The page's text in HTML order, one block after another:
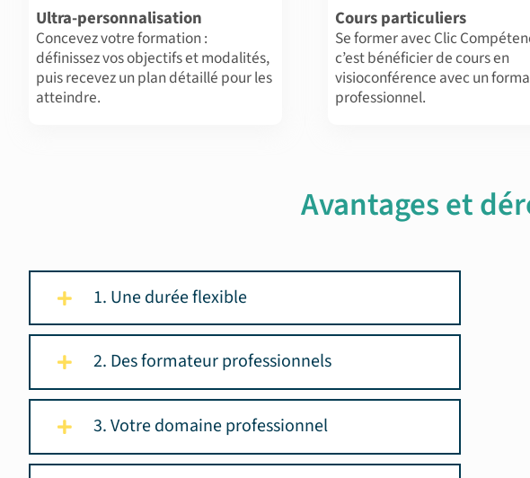
Ultra-personnalisation
Concevez votre formation :
définissez vos objectifs et modalités,
puis recevez un plan détaillé pour les
atteindre.
Cours particuliers
Se former avec Clic
c’est bénéficier de cours en
visioconférence avec un
professionnel.
Avantages et
1. Une durée flexible
2. Des formateur professionnels
3. Votre domaine professionnel